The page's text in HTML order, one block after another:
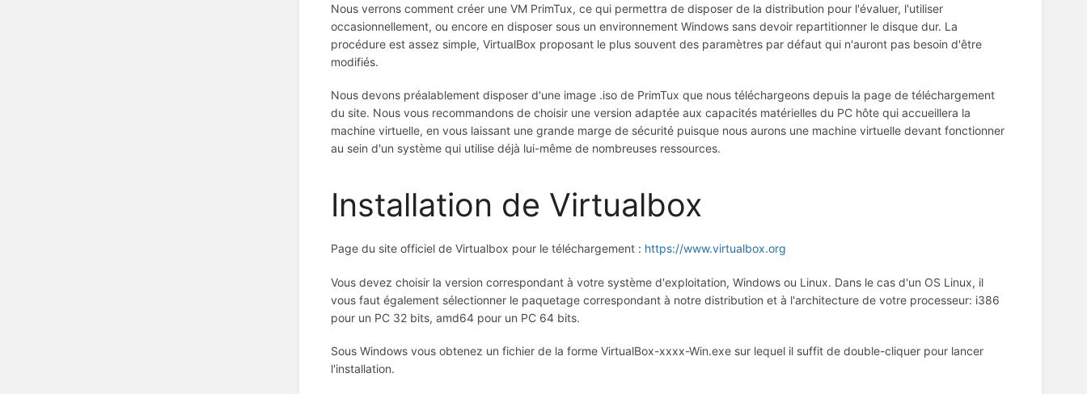
Nous verrons comment créer une VM PrimTux, ce qui permettra de disposer de la distribution pour l'évaluer, l'utiliser
occasionnellement, ou encore en disposer sous un environnement Windows sans devoir repartitionner le disque dur. La
procédure est assez simple, VirtualBox proposant le plus souvent des paramètres par défaut qui n'auront pas besoin d'être
modifiés.
Nous devons préalablement disposer d'une image .iso de PrimTux que nous téléchargeons depuis la page de téléchargement
du site. Nous vous recommandons de choisir une version adaptée aux capacités matérielles du PC hôte qui accueillera la
machine virtuelle, en vous laissant une grande marge de sécurité puisque nous aurons une machine virtuelle devant fonctionner
au sein d'un système qui utilise déjà lui-même de nombreuses ressources.
Installation de Virtualbox
Page du site officiel de Virtualbox pour le téléchargement : https://www.virtualbox.org
Vous devez choisir la version correspondant à votre système d'exploitation, Windows ou Linux. Dans le cas d'un OS Linux, il
vous faut également sélectionner le paquetage correspondant à notre distribution et à l'architecture de votre processeur: i386
pour un PC 32 bits, amd64 pour un PC 64 bits.
Sous Windows vous obtenez un fichier de la forme VirtualBox-xxxx-Win.exe sur lequel il suffit de double-cliquer pour lancer
l'installation.